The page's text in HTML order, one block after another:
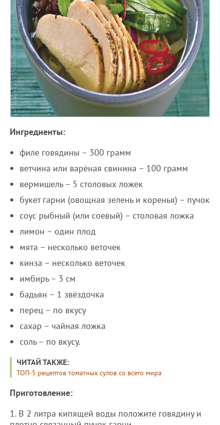
Ингредиенты:
филе говядины – 300 грамм
ветчина или варёная свинина – 100 грамм
вермишель – 5 столовых ложек
букет гарни (овощная зелень и коренья) – пучок
соус рыбный (или соевый) – столовая ложка
лимон – один плод
мята – несколько веточек
кинза – несколько веточек
имбирь – 3 см
бадьян – 1 звёздочка
перец – по вкусу
сахар – чайная ложка
соль – по вкусу.
ЧИТАЙ ТАКЖЕ:
ТОП-5 рецептов томатных супов со всего мира
Приготовление:
1. В 2 литра кипящей воды положите говядину и